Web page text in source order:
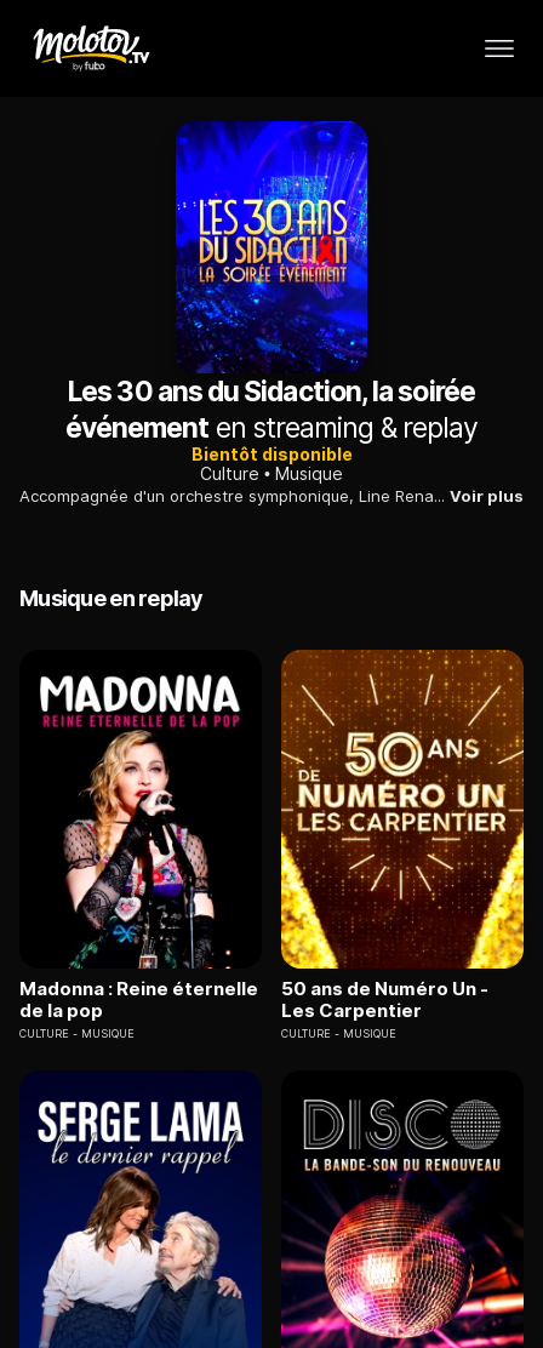
Les 30 ans du Sidaction, la soirée
événementen streaming & replay
Bientôt disponible
Culture
Musique
Accompagnée d'un orchestre symphonique, Line Renaud, fil rouge de la soirée, est entourée des fidèles du Sidaction. Ils sont les passeurs d'histoires de cette grande soirée. A leurs côtés, de nombreux artistes se succèdent sur scène. Une grande soirée d'engagement pour l'association Sidaction afin de sensibiliser les téléspectateurs et faire appel à leur générosité. Voir plus
Musique en replay
Madonna : Reine éternelle
de la pop
CULTURE MUSIQUE
50 ans de Numéro Un -
Les Carpentier
CULTURE MUSIQUE